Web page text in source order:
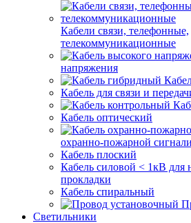
Кабели связи, телефонные,
телекоммуникационные
напряжения
Кабель для связи и
Кабель оптический
охранно-пожарной
Кабель плоский
Кабель силовой < 1кВ для
прокладки
Кабель спиральный
Светильники